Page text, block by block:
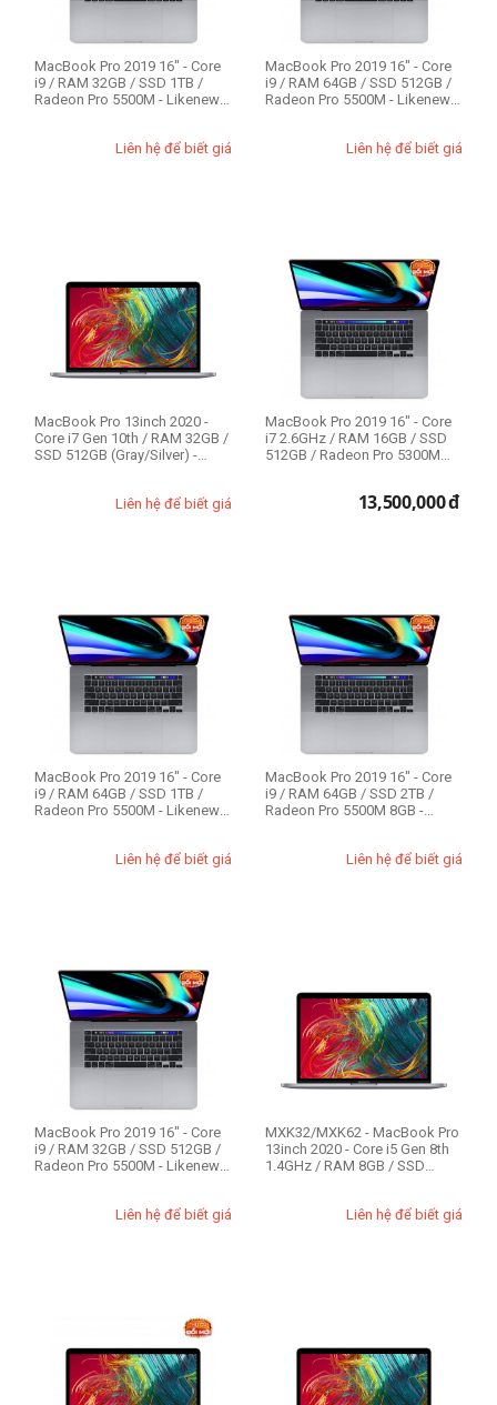
256GB
MacBook Pro 2019 16" - Core
i9 / RAM 32GB / SSD 1TB /
Radeon Pro 5500M - Likenew
Liên hệ để biết giá
MacBook Pro 2019 16" - Core
i9 / RAM 64GB / SSD 512GB /
Radeon Pro 5500M - Likenew
Liên hệ để biết giá
MacBook Pro 13inch 2020 -
Core i7 Gen 10th / RAM 32GB /
SSD 512GB (Gray/Silver) -
Liên hệ để biết giá
MacBook Pro 2019 16" - Core
i7 2.6GHz / RAM 16GB / SSD
512GB / Radeon Pro 5300M
13,500,000đ
MacBook Pro 2019 16" - Core
i9 / RAM 64GB / SSD 1TB /
Radeon Pro 5500M - Likenew
Liên hệ để biết giá
MacBook Pro 2019 16" - Core
i9 / RAM 64GB / SSD 2TB /
Radeon Pro 5500M 8GB -
Liên hệ để biết giá
MacBook Pro 2019 16" - Core
i9 / RAM 32GB / SSD 512GB /
Radeon Pro 5500M - Likenew
Liên hệ để biết giá
MXK32/MXK62 - MacBook Pro
13inch 2020 - Core i5 Gen 8th
1.4GHz / RAM 8GB / SSD
Liên hệ để biết giá